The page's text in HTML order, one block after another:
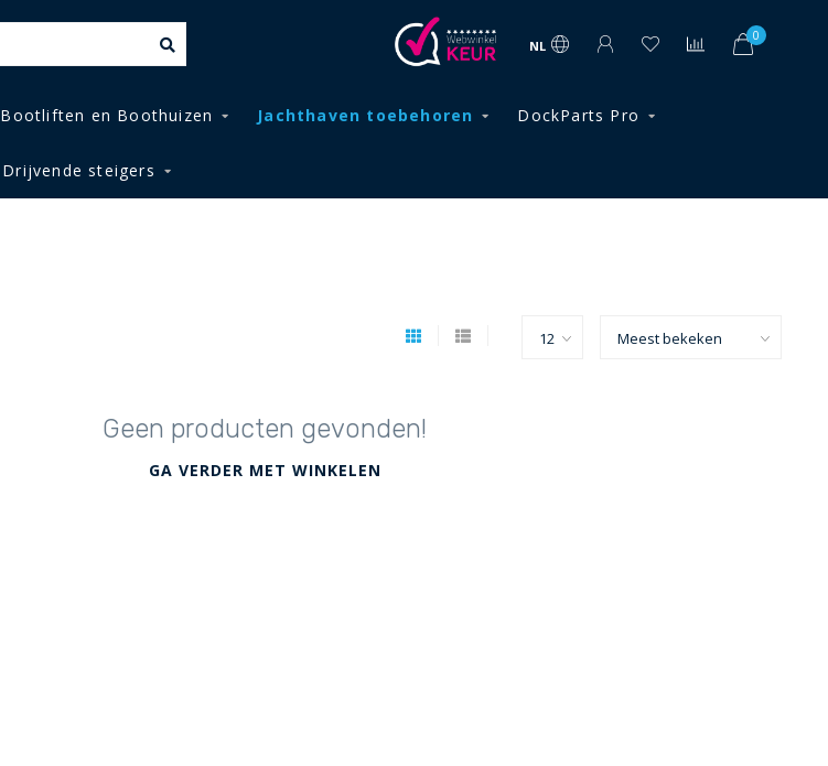
NL
0
Bootliften en Boothuizen Jachthaven toebehoren DockParts Pro
Drijvende steigers
Geen producten gevonden!
GA VERDER MET WINKELEN